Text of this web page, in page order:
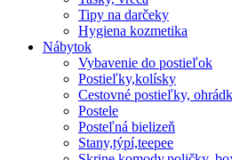
Tipy na darčeky
Hygiena kozmetika
Nábytok
Vybavenie do postieľok
Postieľky,kolísky
Cestovné postieľky,
Postele
Posteľná bielizeň
Stany,týpí,teepee